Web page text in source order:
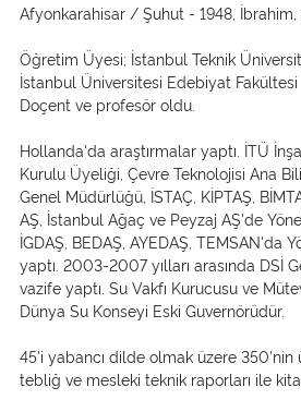
Afyonkarahisar / Şuhut - 1948, İbrahim,
Öğretim Üyesi; İstanbul Teknik
İstanbul Üniversitesi Edebiyat
Doçent ve profesör oldu.
Hollanda'da araştırmalar yaptı. İTÜ
Kurulu Üyeliği, Çevre Teknolojisi Ana
Genel Müdürlüğü, İSTAÇ, KİPTAŞ,
AŞ, İstanbul Ağaç ve Peyzaj AŞ'de
İGDAŞ, BEDAŞ, AYEDAŞ, TEMSAN'da
yaptı. 2003-2007 yılları arasında DSİ
vazife yaptı. Su Vakfı Kurucusu ve
Dünya Su Konseyi Eski Guvernörüdür.
45'i yabancı dilde olmak üzere 350'nin
tebliğ ve mesleki teknik raporları ile